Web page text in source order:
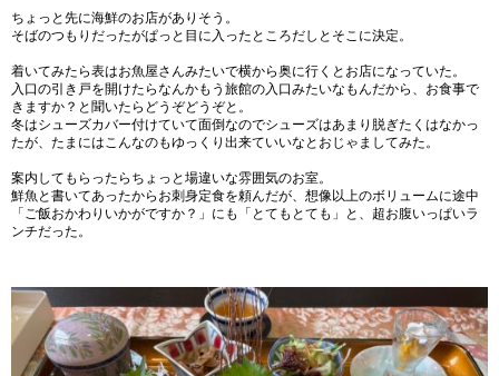
ちょっと先に海鮮のお店がありそう。
そばのつもりだったがぱっと目に入ったところだしとそこに決定。
着いてみたら表はお魚屋さんみたいで横から奥に行くとお店になっていた。
入口の引き戸を開けたらなんかもう旅館の入口みたいなもんだから、お食事で
きますか？と聞いたらどうぞどうぞと。
冬はシューズカバー付けていて面倒なのでシューズはあまり脱ぎたくはなかっ
たが、たまにはこんなのもゆっくり出来ていいなとおじゃましてみた。
案内してもらったらちょっと場違いな雰囲気のお室。
鮮魚と書いてあったからお刺身定食を頼んだが、想像以上のボリュームに途中
「ご飯おかわりいかがですか？」にも「とてもとても」と、超お腹いっぱいラ
ンチだった。